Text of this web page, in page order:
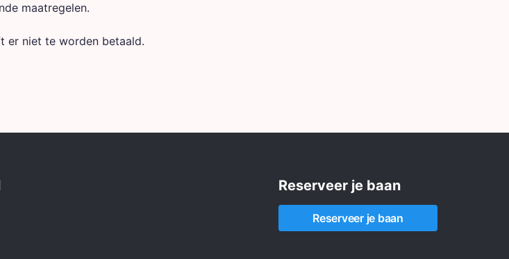
maatregelen.
er niet te worden betaald.
Reserveer je baan
Reserveer je baan